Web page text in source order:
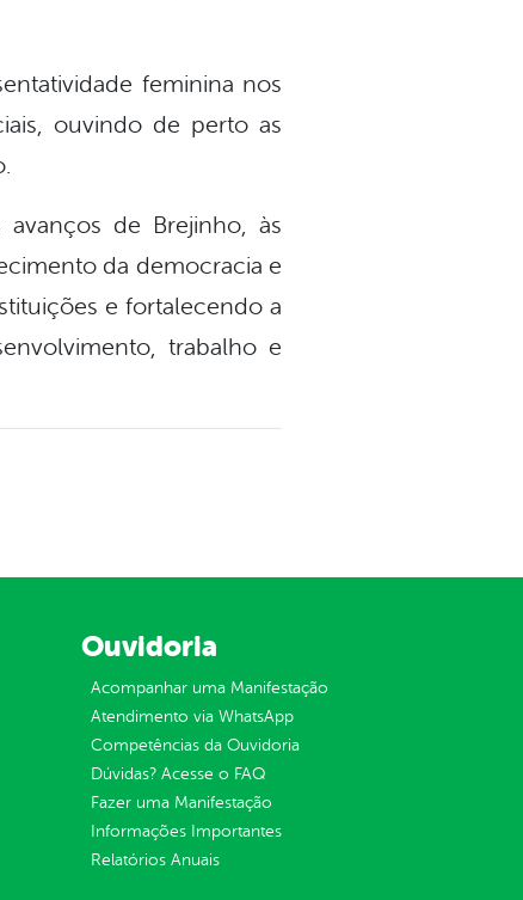
feminina nos
ouvindo de perto as
de Brejinho, às
da democracia e
e fortalecendo a
trabalho e
Ouvidoria
Acompanhar uma Manifestação
Atendimento via WhatsApp
Competências da Ouvidoria
Dúvidas? Acesse o FAQ
Fazer uma Manifestação
Informações Importantes
Relatórios Anuais